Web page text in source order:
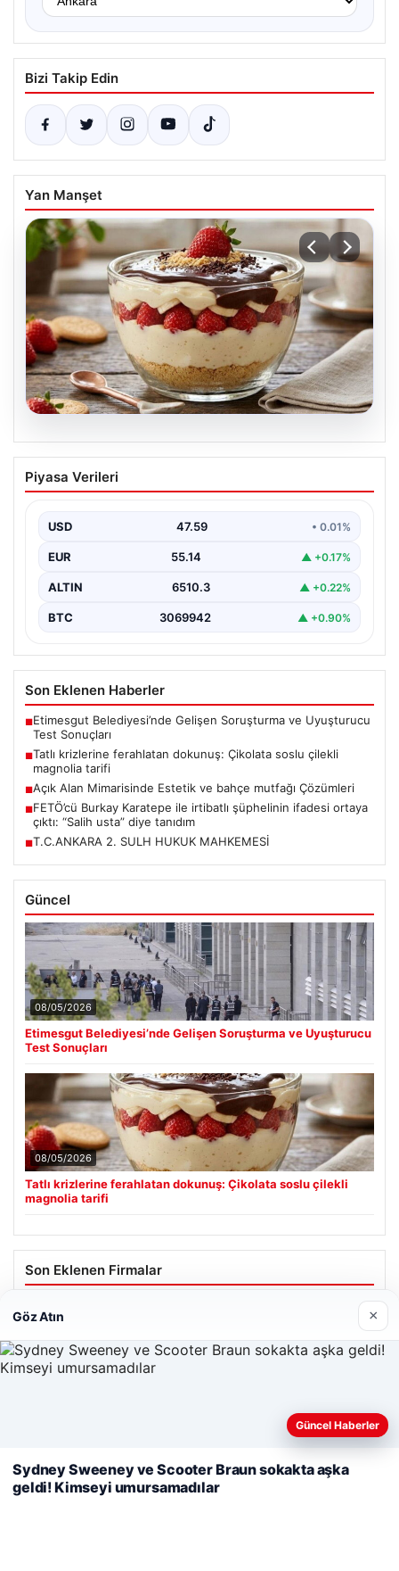
Bizi Takip Edin
Yan Manşet
05.08.2026
Tatlı krizlerine ferahlatan dokunuş:
Çikolata soslu çilekli magnolia tarifi
Soslu Çilekli Magnolia Tarifi", "content": "Hayatın…
Piyasa Verileri
USD 47.59 • 0.01%
EUR 55.14 ▲ +0.17%
ALTIN 6510.3 ▲ +0.22%
BTC 3069942 ▲ +0.90%
Son Eklenen Haberler
■Etimesgut Belediyesi’nde Gelişen Soruşturma ve Uyuşturucu
Test Sonuçları
■Tatlı krizlerine ferahlatan dokunuş: Çikolata soslu çilekli
magnolia tarifi
■Açık Alan Mimarisinde Estetik ve bahçe mutfağı Çözümleri
■FETÖ’cü Burkay Karatepe ile irtibatlı şüphelinin ifadesi ortaya
çıktı: “Salih usta” diye tanıdım
■T.C.ANKARA 2. SULH HUKUK MAHKEMESİ
Güncel
08/05/2026
Etimesgut Belediyesi’nde Gelişen Soruşturma ve Uyuşturucu
Test Sonuçları
08/05/2026
Tatlı krizlerine ferahlatan dokunuş: Çikolata soslu çilekli
magnolia tarifi
Son Eklenen Firmalar
Web sitemizi nasıl kullandığınızı daha iyi anlayabilmek,
kullanıyoruz.
Çerez Politikamız
Reddet Kabul Et
Göz Atın ×
Güncel Haberler
Sydney Sweeney ve Scooter Braun sokakta aşka
geldi! Kimseyi umursamadılar